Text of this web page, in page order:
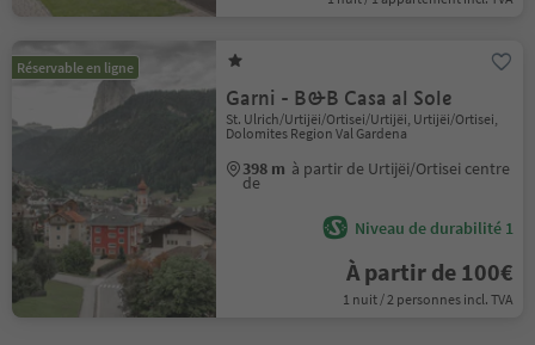
Réservable en ligne
Garni - B&B Casa al Sole
St. Ulrich/Urtijëi/Ortisei/Urtijëi, Urtijëi/Ortisei,
Dolomites Region Val Gardena
398 m à partir de Urtijëi/Ortisei centre
de
Niveau de durabilité 1
À partir de 100€
1 nuit / 2 personnes incl. TVA